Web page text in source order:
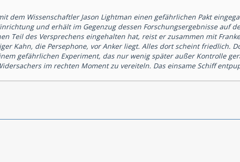
dem Wissenschaftler Jason Lightman einen gefährlichen Pakt
und erhält im Gegenzug dessen Forschungsergebnisse auf
Teil des Versprechens eingehalten hat, reist er zusammen mit
Kahn, die Persephone, vor Anker liegt. Alles dort scheint friedlich.
gefährlichen Experiment, das nur wenig später außer Kontrolle
im rechten Moment zu vereiteln. Das einsame Schiff